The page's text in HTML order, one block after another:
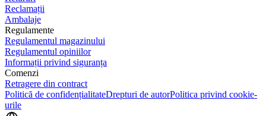
Reclamații
Ambalaje
Regulamente
Regulamentul magazinului
Regulamentul opiniilor
Informații privind siguranța
Comenzi
Retragere din contract
Politică de confidențialitateDrepturi de autorPolitica privind cookie-
urile